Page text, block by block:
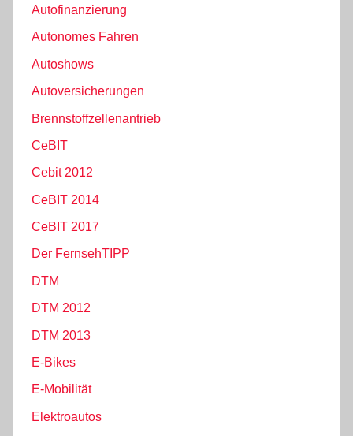
Autofinanzierung
Autonomes Fahren
Autoshows
Autoversicherungen
Brennstoffzellenantrieb
CeBIT
Cebit 2012
CeBIT 2014
CeBIT 2017
Der FernsehTIPP
DTM
DTM 2012
DTM 2013
E-Bikes
E-Mobilität
Elektroautos